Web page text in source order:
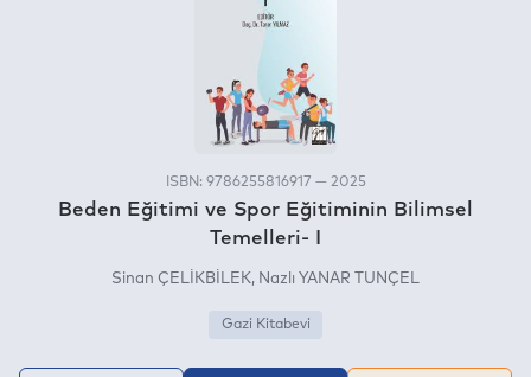
ISBN: 9786255816917 — 2025
Beden Eğitimi ve Spor Eğitiminin Bilimsel
Temelleri- I
Sinan ÇELİKBİLEK Nazlı YANAR TUNÇEL
Gazi Kitabevi